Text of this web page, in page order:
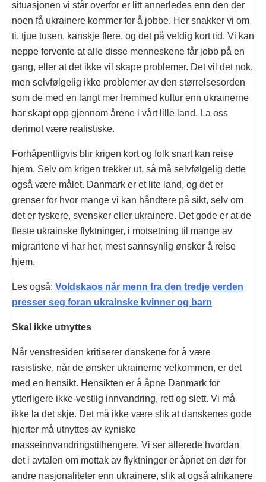
situasjonen vi står overfor er litt annerledes enn den der
noen få ukrainere kommer for å jobbe. Her snakker vi om
ti, tjue tusen, kanskje flere, og det på veldig kort tid. Vi kan
neppe forvente at alle disse menneskene får jobb på en
gang, eller at det ikke vil skape problemer. Det vil det nok,
men selvfølgelig ikke problemer av den størrelsesorden
som de med en langt mer fremmed kultur enn ukrainerne
har skapt opp gjennom årene i vårt lille land. La oss
derimot være realistiske.
Forhåpentligvis blir krigen kort og folk snart kan reise
hjem. Selv om krigen trekker ut, så må selvfølgelig dette
også være målet. Danmark er et lite land, og det er
grenser for hvor mange vi kan håndtere på sikt, selv om
det er tyskere, svensker eller ukrainere. Det gode er at de
fleste ukrainske flyktninger, i motsetning til mange av
migrantene vi har her, mest sannsynlig ønsker å reise
hjem.
Les også: Voldskaos når menn fra den tredje verden
presser seg foran ukrainske kvinner og barn
Skal ikke utnyttes
Når venstresiden kritiserer danskene for å være
rasistiske, når de ønsker ukrainerne velkommen, er det
med en hensikt. Hensikten er å åpne Danmark for
ytterligere ikke-vestlig innvandring, rett og slett. Vi må
ikke la det skje. Det må ikke være slik at danskenes gode
hjerter må utnyttes av kyniske
masseinnvandringstilhengere. Vi ser allerede hvordan
det i avtalen om mottak av flyktninger er åpnet en dør for
andre nasjonaliteter enn ukrainere, slik at også afrikanere